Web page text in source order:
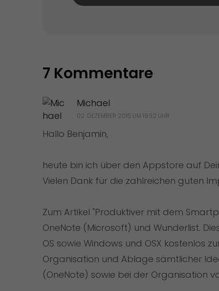
7 Kommentare
Michael
02. DEZEMBER 2015 UM 19:32 UHR
Hallo Benjamin,
heute bin ich über den Appstore auf
Vielen Dank für die zahlreichen guten
Zum Artikel "Produktiver mit dem
OneNote (Microsoft) und Wunderlist.
OS sowie Windows und OSX kostenlos
Organisation und Ablage sämtlicher
(OneNote) sowie bei der Organisation